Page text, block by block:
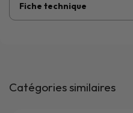
Fiche technique
Catégories similaires